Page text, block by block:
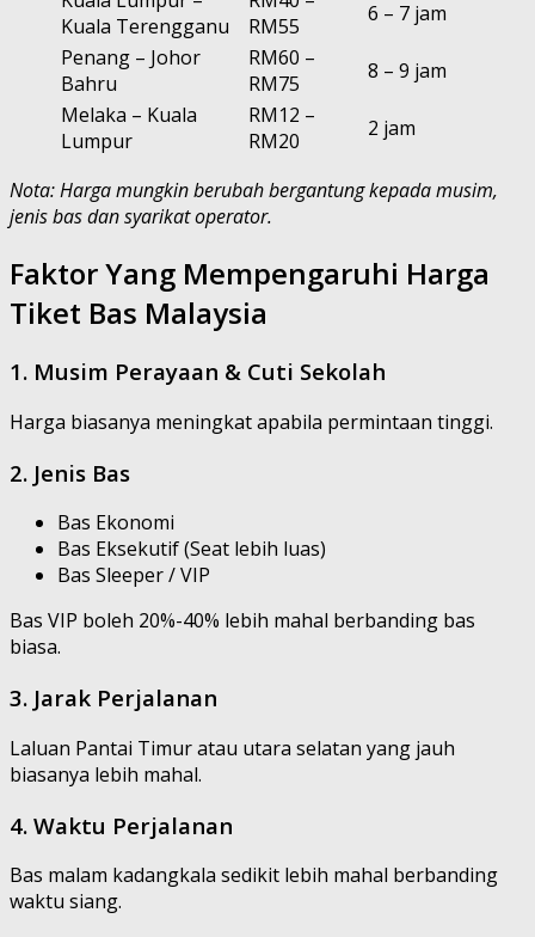
Kuala Terengganu
RM55
6 – 7 jam
Penang – Johor
Bahru
RM60 –
RM75
8 – 9 jam
Melaka – Kuala
Lumpur
RM12 –
RM20
2 jam
Nota: Harga mungkin berubah bergantung kepada musim,
jenis bas dan syarikat operator.
Faktor Yang Mempengaruhi Harga
Tiket Bas Malaysia
1. Musim Perayaan & Cuti Sekolah
Harga biasanya meningkat apabila permintaan tinggi.
2. Jenis Bas
Bas Ekonomi
Bas Eksekutif (Seat lebih luas)
Bas Sleeper / VIP
Bas VIP boleh 20%-40% lebih mahal berbanding bas
biasa.
3. Jarak Perjalanan
Laluan Pantai Timur atau utara selatan yang jauh
biasanya lebih mahal.
4. Waktu Perjalanan
Bas malam kadangkala sedikit lebih mahal berbanding
waktu siang.